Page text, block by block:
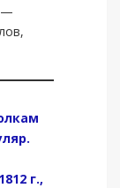
—
г.,